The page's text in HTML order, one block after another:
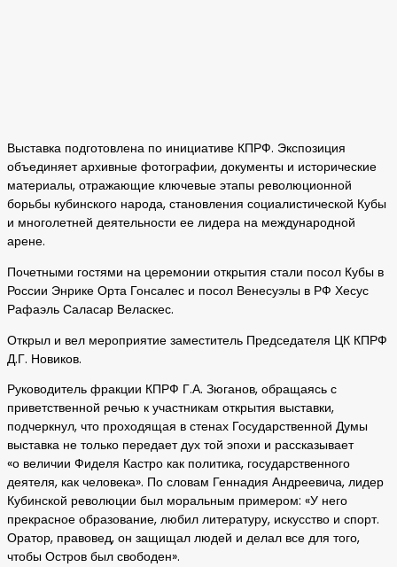
Выставка подготовлена по инициативе КПРФ. Экспозиция
объединяет архивные фотографии, документы и исторические
материалы, отражающие ключевые этапы революционной
борьбы кубинского народа, становления социалистической Кубы
и многолетней деятельности ее лидера на международной
арене.
Почетными гостями на церемонии открытия стали посол Кубы в
России Энрике Орта Гонсалес и посол Венесуэлы в РФ Хесус
Рафаэль Саласар Веласкес.
Открыл и вел мероприятие заместитель Председателя ЦК КПРФ
Д.Г. Новиков.
Руководитель фракции КПРФ Г.А. Зюганов, обращаясь с
приветственной речью к участникам открытия выставки,
подчеркнул, что проходящая в стенах Государственной Думы
выставка не только передает дух той эпохи и рассказывает
«о величии Фиделя Кастро как политика, государственного
деятеля, как человека». По словам Геннадия Андреевича, лидер
Кубинской революции был моральным примером: «У него
прекрасное образование, любил литературу, искусство и спорт.
Оратор, правовед, он защищал людей и делал все для того,
чтобы Остров был свободен».